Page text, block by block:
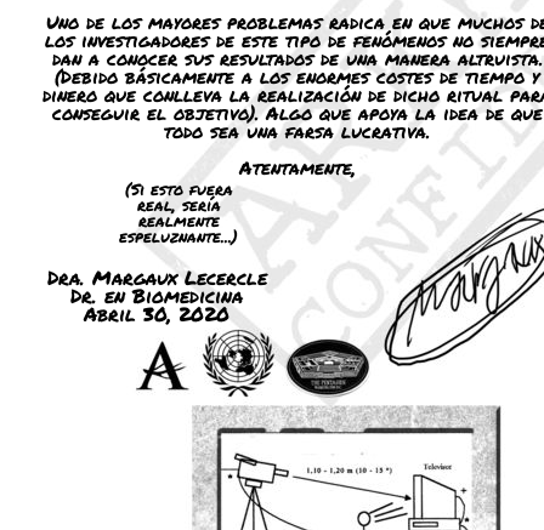
Uno de los mayores problemas radica en que muchos
los investigadores de este tipo de fenómenos no
dan a conocer sus resultados de una manera altruista.
(Debido básicamente a los enormes costes de tiempo y
dinero que conlleva la realización de dicho ritual
conseguir el objetivo). Algo que apoya la idea de que
todo sea una farsa lucrativa.
Atentamente,
Dra. Margaux Lecercle
Dr. en Biomedicina
Abril 30, 2020
(Si esto fuera
real, sería
realmente
espeluznante...)